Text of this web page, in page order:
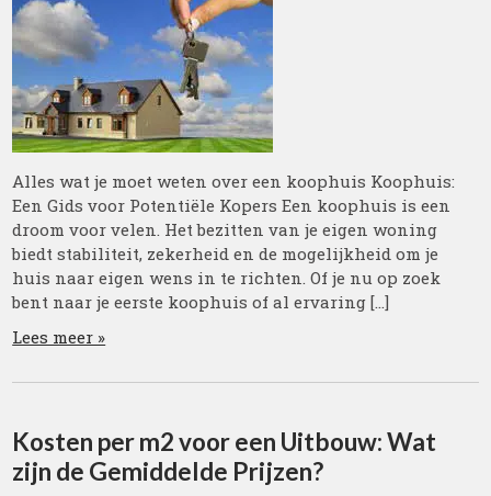
Alles wat je moet weten over een koophuis Koophuis:
Een Gids voor Potentiële Kopers Een koophuis is een
droom voor velen. Het bezitten van je eigen woning
biedt stabiliteit, zekerheid en de mogelijkheid om je
huis naar eigen wens in te richten. Of je nu op zoek
bent naar je eerste koophuis of al ervaring […]
Lees meer »
Kosten per m2 voor een Uitbouw: Wat
zijn de Gemiddelde Prijzen?